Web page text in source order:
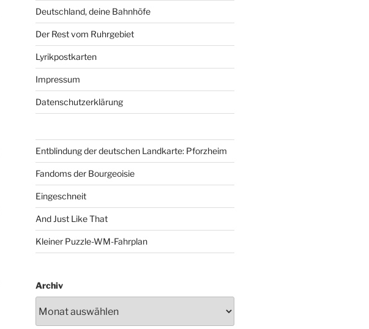
Deutschland, deine Bahnhöfe
Der Rest vom Ruhrgebiet
Lyrikpostkarten
Impressum
Datenschutzerklärung
Entblindung der deutschen Landkarte: Pforzheim
Fandoms der Bourgeoisie
Eingeschneit
And Just Like That
Kleiner Puzzle-WM-Fahrplan
Archiv